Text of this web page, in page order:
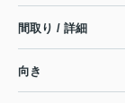
間取り / 詳細
向き